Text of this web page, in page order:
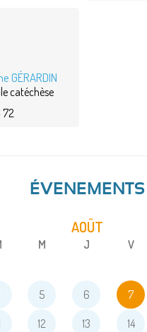
GÉRARDIN
catéchèse
72
ÉVENEMENTS
AOÛT
M J V
5 6 7
12 13 14